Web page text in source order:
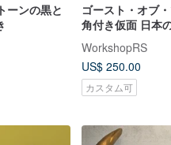
ーンの黒と
ゴースト・オブ
角付き仮面 日本の般若の仮面 芸者の
WorkshopRS
US$ 250.00
カスタム可